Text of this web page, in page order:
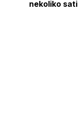
nekoliko sati